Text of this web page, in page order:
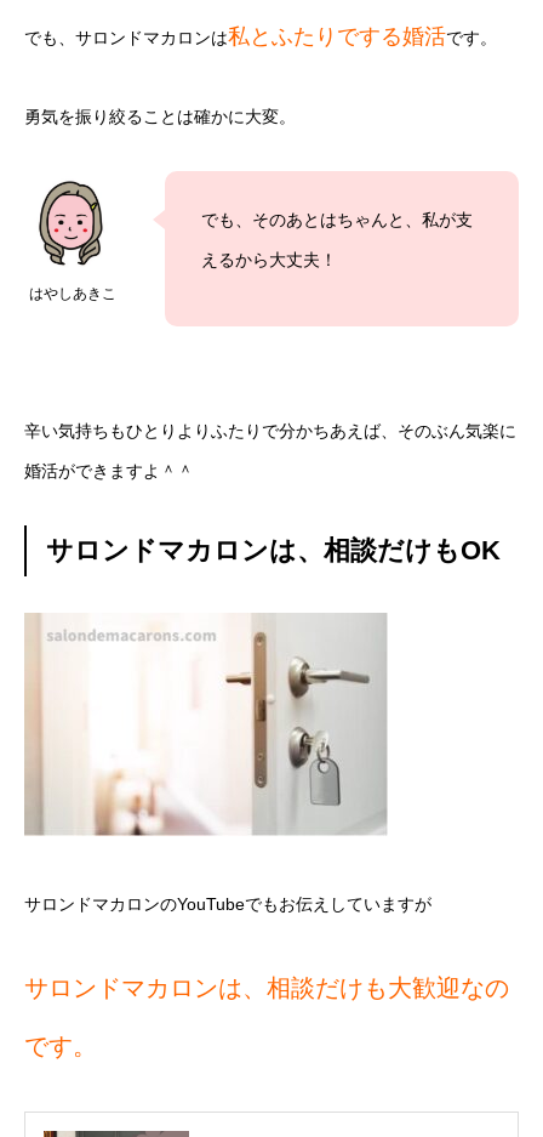
でも、サロンドマカロンは私とふたりでする婚活です。
勇気を振り絞ることは確かに大変。
はやしあきこ
でも、そのあとはちゃんと、私が支
えるから大丈夫！
辛い気持ちもひとりよりふたりで分かちあえば、そのぶん気楽に
婚活ができますよ＾＾
サロンドマカロンは、相談だけもOK
サロンドマカロンのYouTubeでもお伝えしていますが
サロンドマカロンは、相談だけも大歓迎なの
です。